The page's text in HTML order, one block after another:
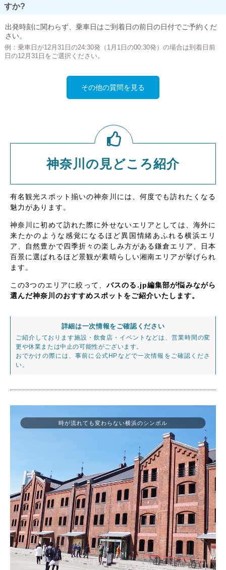
すか?
出発時刻に関わらず、乗車日はご到着日の前日の日付でご予約くだ
さい。
例：乗車日が12月31日の24:30発（1月1日の00:30発）の場合は到着日前
日の12月31日をご選択ください。
その他の質問を見る
神奈川の見どころ紹介
有名観光スポット揃いの神奈川には、何度でも訪れたくなる
魅力があります。
神奈川に初めて訪れた際に外せないエリアとしては、海外に
来たかのような感覚になるほど異国情緒あふれる横浜エリ
ア、自然豊かで四季折々の楽しみ方がある鎌倉エリア、日本
百景に選ばれるほど景観が素晴らしい湘南エリアが挙げられ
ます。
この3つのエリアに絞って、 バスのる.jp編集部が悩みながら
選んだ神奈川のおすすめスポットをご紹介いたします。
詳細は一次情報をご確認ください
ご紹介しております施設・飲食店・イベントなどは、営業時間の変
更や休業または中止の可能性がございます。
おでかけの際には、事前に公式HPなどで一次情報をご確認くださ
い。
時が流れても変わらない横浜のシンボル